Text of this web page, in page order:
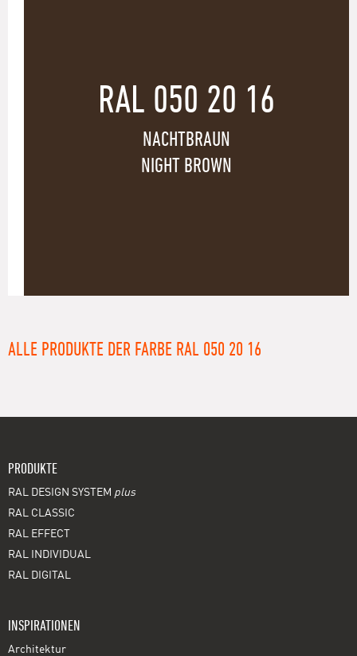
RAL 050 20 16
NACHTBRAUN
NIGHT BROWN
ALLE PRODUKTE DER FARBE RAL 050 20 16
PRODUKTE
RAL DESIGN SYSTEM plus
RAL CLASSIC
RAL EFFECT
RAL INDIVIDUAL
RAL DIGITAL
INSPIRATIONEN
Architektur